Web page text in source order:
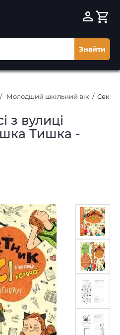
Знайти
Молодший шкільний вік
з вулиці
Тишка -